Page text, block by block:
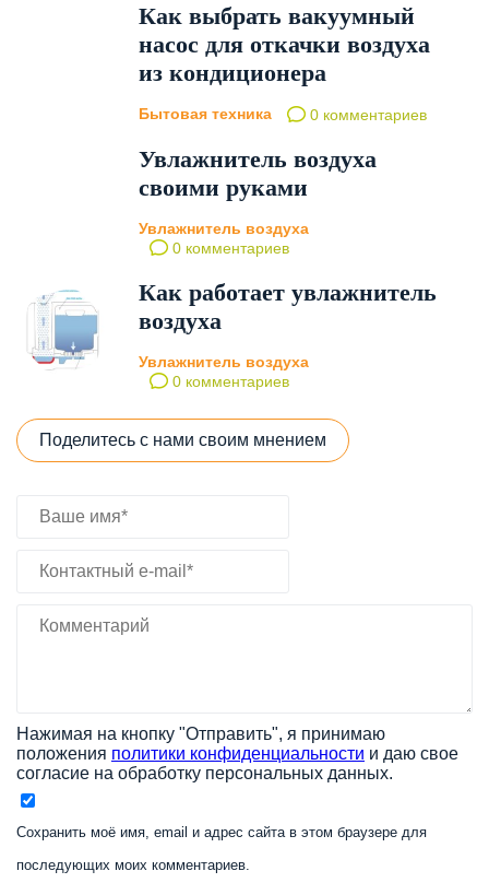
Как выбрать вакуумный
насос для откачки воздуха
из кондиционера
Бытовая техника 0 комментариев
Увлажнитель воздуха
своими руками
Увлажнитель воздуха
0 комментариев
Как работает увлажнитель
воздуха
Увлажнитель воздуха
0 комментариев
Поделитесь с нами своим мнением
Нажимая на кнопку "Отправить", я принимаю
положения политики конфиденциальности и даю свое
согласие на обработку персональных данных.
Сохранить моё имя, email и адрес сайта в этом браузере для
последующих моих комментариев.